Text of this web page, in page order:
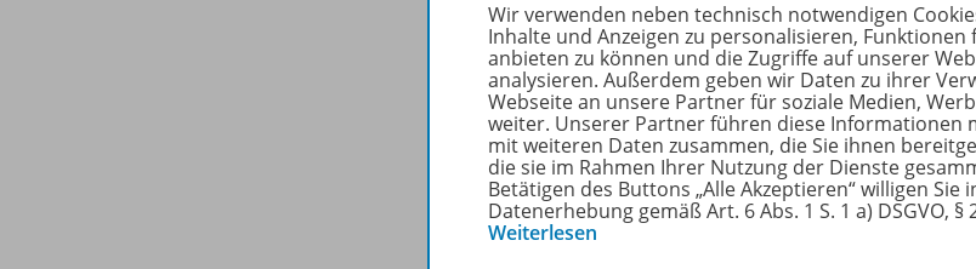
EinFach Geschichte
Neu
Die Französische Revolution
Erhältlich in verschiedenen
Lizenzformen
Wir verwenden neben technisch notwendigen
Inhalte und Anzeigen zu personalisieren, Funktionen
anbieten zu können und die Zugriffe auf unserer
analysieren. Außerdem geben wir Daten zu ihrer
Webseite an unsere Partner für soziale Medien,
weiter. Unserer Partner führen diese Informationen
mit weiteren Daten zusammen, die Sie ihnen
die sie im Rahmen Ihrer Nutzung der Dienste
Betätigen des Buttons „Alle Akzeptieren“ willigen Sie
Datenerhebung gemäß Art. 6 Abs. 1 S. 1 a) DSGVO, §
Weiterlesen